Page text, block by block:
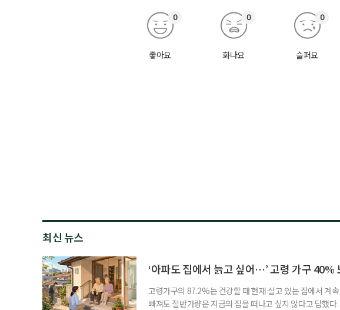
좋아요
0
화나요
0
슬퍼요
0
최신 뉴스
‘아파도 집에서 늙고 싶어…’ 고령 가구 40%
고령가구의 87.2%는 건강할 때 현재 살고 있는 집에서 계
빠져도 절반가량은 지금의 집을 떠나고 싶지 않다고 답했